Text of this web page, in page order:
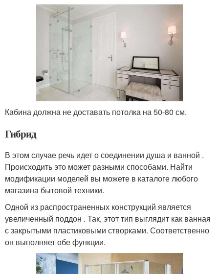
Кабина должна не доставать потолка на 50-80 см.
Гибрид
В этом случае речь идет о соединении душа и ванной .
Происходить это может разными способами. Найти
модификации моделей вы можете в каталоге любого
магазина бытовой техники.
Одной из распространенных конструкций является
увеличенный поддон . Так, этот тип выглядит как ванная
с закрытыми пластиковыми створками. Соответственно
он выполняет обе функции.